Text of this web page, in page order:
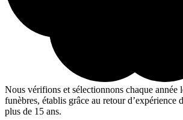
Nous vérifions et sélectionnons chaque année
funèbres, établis grâce au retour d’expérience
plus de 15 ans.